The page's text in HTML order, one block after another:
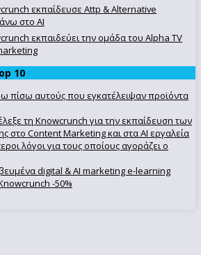
εκπαίδευσε Attp & Alternative
στο ΑΙ
εκπαιδεύει την ομάδα του Alpha TV
10
πίσω αυτούς που εγκατέλειψαν προϊόντα
τη Knowcrunch για την εκπαίδευση των
στο Content Marketing και στα AI εργαλεία
λόγοι για τους οποίους αγοράζει ο
digital & AI marketing e-learning
-50%